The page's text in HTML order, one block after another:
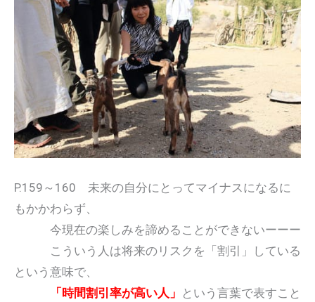
P.159～160 未来の自分にとってマイナスになるに
もかかわらず、
今現在の楽しみを諦めることができないーーー
こういう人は将来のリスクを「割引」している
という意味で、
「時間割引率が高い人」 という言葉で表すこと